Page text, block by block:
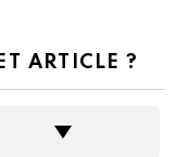
ARTICLE ?